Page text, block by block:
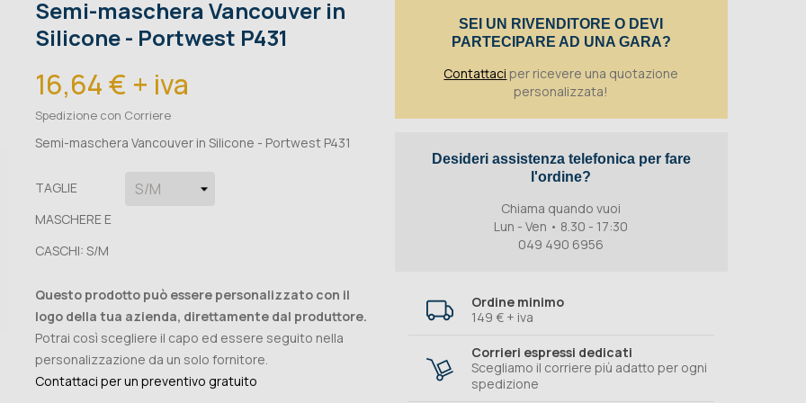
Semi-maschera Vancouver in
Silicone - Portwest P431
16,64 € + iva
Spedizione con Corriere
Semi-maschera Vancouver in Silicone - Portwest P431
TAGLIE
MASCHERE E
CASCHI: S/M
Questo prodotto può essere personalizzato con il
logo della tua azienda, direttamente dal produttore.
Potrai così scegliere il capo ed essere seguito nella
personalizzazione da un solo fornitore.
Contattaci per un preventivo gratuito
SEI UN RIVENDITORE O DEVI
PARTECIPARE AD UNA GARA?
Contattaci per ricevere una quotazione
personalizzata!
Desideri assistenza telefonica per fare
l'ordine?
Chiama quando vuoi
Lun - Ven • 8.30 - 17:30
049 490 6956
Ordine minimo
149 € + iva
Corrieri espressi dedicati
Scegliamo il corriere più adatto per ogni
spedizione